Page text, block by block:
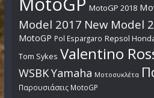
MotoGP 2018
Model 2017 New Model
MotoGP Pol Espargaro Repsol
Tom Sykes Valentino
WSBKYamaha Μοτοσυκλέτα
Παρουσιάσεις MotoGP